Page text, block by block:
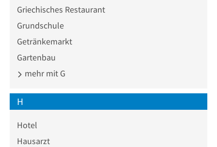
Griechisches Restaurant
Grundschule
Getränkemarkt
Gartenbau
mehr mit G
H
Hotel
Hausarzt